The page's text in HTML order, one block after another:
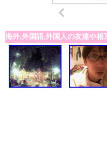
海外,外国語,外国人の友達や相